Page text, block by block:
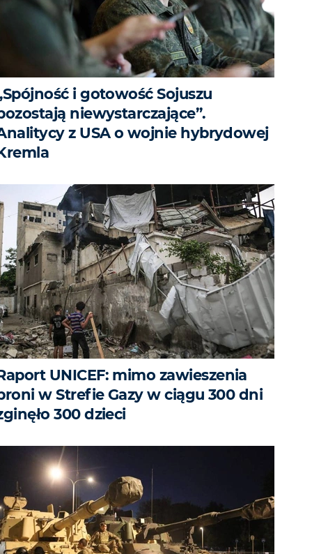
i gotowość Sojuszu
niewystarczające”.
z USA o wojnie hybrydowej
UNICEF: mimo zawieszenia
w Strefie Gazy w ciągu 300 dni
300 dzieci